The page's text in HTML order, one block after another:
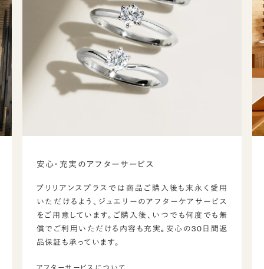
安心・充実のアフターサービス
ブリリアンスプラスでは商品ご購入後も末永く愛用
いただけるよう、ジュエリーのアフターケアサービス
をご用意しています。ご購入後、いつでも何度でも無
償でご利用いただける内容も充実。安心の30日間返
品保証も承っています。